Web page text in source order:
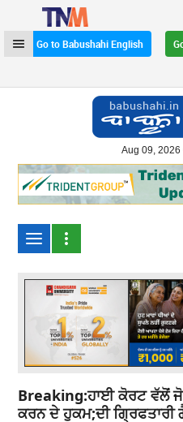
Go to Babushahi English
Aug 09, 2026
Breaking:ਹਾਈ ਕੋਰਟ ਵੱਲੋਂ
ਕਰਨ ਦੇ ਹੁਕਮ;ਦੀ ਗ੍ਰਿਫਤਾਰੀ